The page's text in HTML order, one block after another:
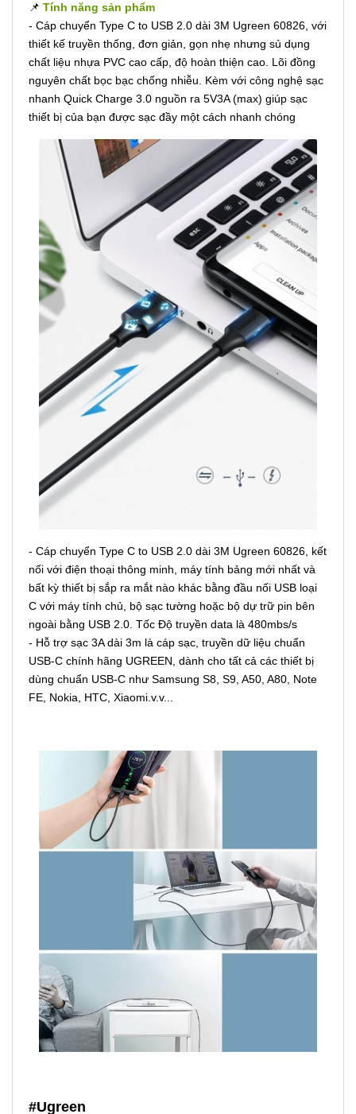
📌 Tính năng sản phẩm
- Cáp chuyển Type C to USB 2.0 dài 3M Ugreen 60826, với
thiết kế truyền thống, đơn giản, gọn nhẹ nhưng sủ dụng
chất liệu nhựa PVC cao cấp, độ hoàn thiện cao. Lõi đồng
nguyên chất bọc bạc chống nhiễu. Kèm với công nghệ sạc
nhanh Quick Charge 3.0 nguồn ra 5V3A (max) giúp sạc
thiết bị của bạn được sạc đầy một cách nhanh chóng
- Cáp chuyển Type C to USB 2.0 dài 3M Ugreen 60826, kết
nối với điện thoại thông minh, máy tính bảng mới nhất và
bất kỳ thiết bị sắp ra mắt nào khác bằng đầu nối USB loại
C với máy tính chủ, bộ sạc tường hoặc bộ dự trữ pin bên
ngoài bằng USB 2.0. Tốc Độ truyền data là 480mbs/s
- Hỗ trợ sạc 3A dài 3m là cáp sạc, truyền dữ liệu chuẩn
USB-C chính hãng UGREEN, dành cho tất cả các thiết bị
dùng chuẩn USB-C như Samsung S8, S9, A50, A80, Note
FE, Nokia, HTC, Xiaomi.v.v...
#Ugreen